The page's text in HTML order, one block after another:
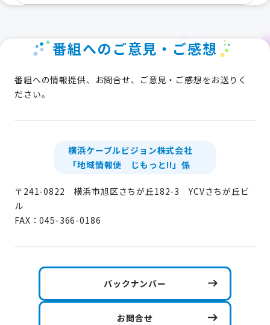
番組へのご意見・ご感想
番組への情報提供、お問合せ、ご意見・ご感想をお送りく
ださい。
横浜ケーブルビジョン株式会社
「地域情報便 じもっと!!」係
〒241-0822 横浜市旭区さちが丘182-3 YCVさちが丘ビ
ル
FAX：045-366-0186
バックナンバー
お問合せ